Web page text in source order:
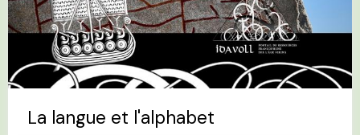
La langue et l'alphabet